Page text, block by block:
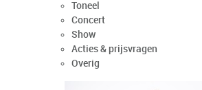
Toneel
Concert
Show
Acties & prijsvragen
Overig